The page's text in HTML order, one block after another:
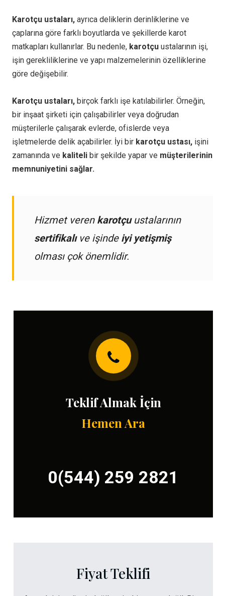
Karotçu ustaları, ayrıca deliklerin derinliklerine ve
çaplarına göre farklı boyutlarda ve şekillerde karot
matkapları kullanırlar. Bu nedenle, karotçu ustalarının işi,
işin gerekliliklerine ve yapı malzemelerinin özelliklerine
göre değişebilir.
Karotçu ustaları, birçok farklı işe katılabilirler. Örneğin,
bir inşaat şirketi için çalışabilirler veya doğrudan
müşterilerle çalışarak evlerde, ofislerde veya
işletmelerde delik açabilirler. İyi bir karotçu ustası, işini
zamanında ve kaliteli bir şekilde yapar ve müşterilerinin
memnuniyetini sağlar.
Hizmet veren karotçuustalarının
sertifikalıve işinde iyi yetişmiş
olması çok önemlidir.
Teklif Almak İçin
Hemen Ara
0(544) 259 2821
Fiyat Teklifi